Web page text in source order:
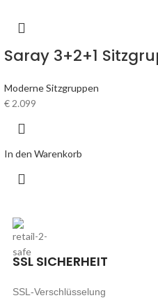
Saray 3+2+1
Moderne Sitzgruppen
€ 2.099
In den Warenkorb
SSL SICHERHEIT
SSL-Verschlüsselung